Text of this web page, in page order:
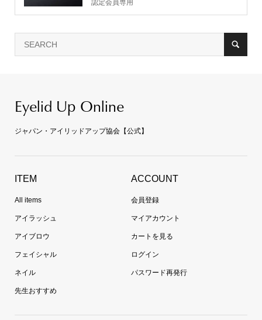
認定会員専用
Eyelid Up Online
ジャパン・アイリッドアップ協会【公式】
ITEM
All items
アイラッシュ
アイブロウ
フェイシャル
ネイル
先生おすすめ
ACCOUNT
会員登録
マイアカウント
カートを見る
ログイン
パスワード再発行